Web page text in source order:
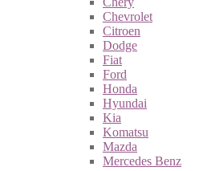
Chevrolet
Citroen
Dodge
Fiat
Ford
Honda
Hyundai
Kia
Komatsu
Mazda
Mercedes Benz